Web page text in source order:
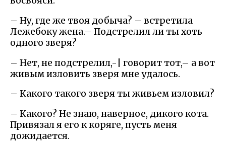
– Ну, где же твоя добыча? – встретила
Лежебоку жена.– Подстрелил ли ты хоть
одного зверя?
– Нет, не подстрелил,-| говорит тот,– а вот
живым изловить зверя мне удалось.
– Какого такого зверя ты живьем изловил?
– Какого? Не знаю, наверное, дикого кота.
Привязал я его к коряге, пусть меня
дожидается.